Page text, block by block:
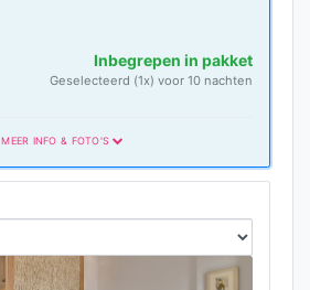
Inbegrepen in pakket
Geselecteerd (1x) voor 10 nachten
MEER INFO & FOTO'S